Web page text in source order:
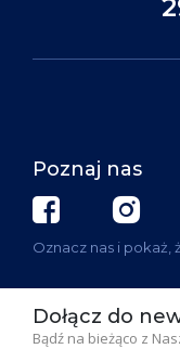
Poznaj nas
Oznacz nas i pokaż,
Dołącz do
Bądź na bieżąco z